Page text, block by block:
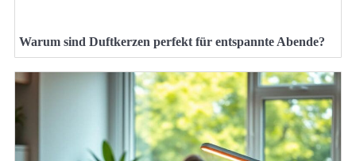
Warum sind Duftkerzen perfekt für entspannte Abende?